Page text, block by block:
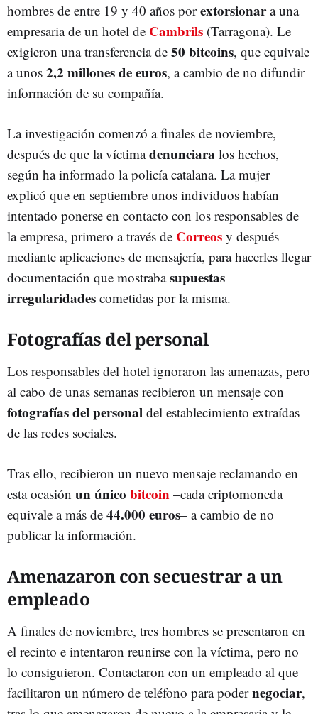
hombres de entre 19 y 40 años porextorsionara una
empresaria de un hotel de Cambrils (Tarragona). Le
exigieron una transferencia de 50 bitcoins, que equivale
a unos 2,2 millones de euros, a cambio de no difundir
información de su compañía.
La investigación comenzó a finales de noviembre,
después de que la víctimadenunciara los hechos,
según ha informado la policía catalana. La mujer
explicó que en septiembre unos individuos habían
intentado ponerse en contacto con los responsables de
la empresa, primero a través de Correos y después
mediante aplicaciones de mensajería, para hacerles llegar
documentación que mostrabasupuestas
irregularidades cometidas por la misma.
Fotografías del personal
Los responsables del hotel ignoraron las amenazas, pero
al cabo de unas semanas recibieron un mensaje con
fotografías del personal del establecimiento extraídas
de las redes sociales.
Tras ello, recibieron un nuevo mensaje reclamando en
esta ocasión un único bitcoin –cada criptomoneda
equivale a más de 44.000 euros– a cambio de no
publicar la información.
Amenazaron con secuestrar a un
empleado
A finales de noviembre, tres hombres se presentaron en
el recinto e intentaron reunirse con la víctima, pero no
lo consiguieron. Contactaron con un empleado al que
facilitaron un número de teléfono para podernegociar,